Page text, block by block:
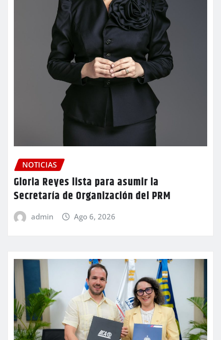
NOTICIAS
Gloria Reyes lista para asumir la
Secretaría de Organización del PRM
admin Ago 6, 2026